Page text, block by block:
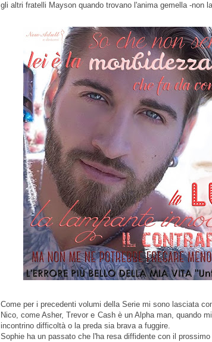
gli altri fratelli Mayson quando trovano l'anima gemella -non
Come per i precedenti volumi della Serie mi sono lasciata
Nico, come Asher, Trevor e Cash è un Alpha man, quando
incontrino difficoltà o la preda sia brava a fuggire.
Sophie ha un passato che l'ha resa diffidente con il